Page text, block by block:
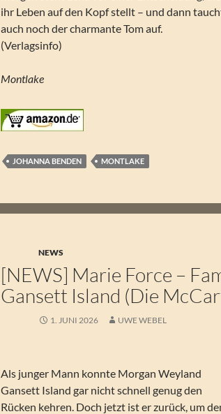
ihr Leben auf den Kopf stellt – und dann
auch noch der charmante Tom auf.
(Verlagsinfo)
Montlake
JOHANNA BENDEN MONTLAKE
NEWS
[NEWS] Marie Force –
Gansett Island (Die
1. JUNI 2026 UWE WEBEL
Als junger Mann konnte Morgan Weyland
Gansett Island gar nicht schnell genug den
Rücken kehren. Doch jetzt ist er zurück, um